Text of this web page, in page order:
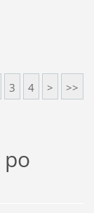
3 4 > >>